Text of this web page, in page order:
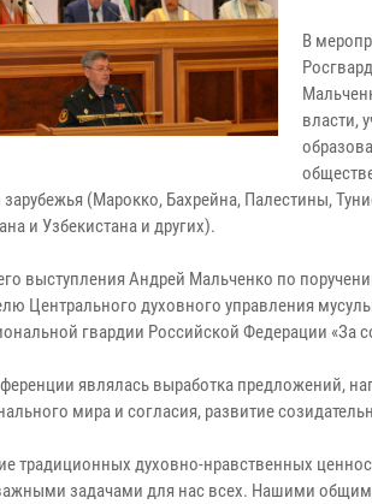
В
власти,
зарубежья (Марокко, Бахрейна, Палестины,
и Узбекистана и других).
выступления Андрей Мальченко по
Центрального духовного управления
гвардии Российской Федерации «За
являлась выработка предложений,
мира и согласия, развитие
традиционных духовно-нравственных
задачами для нас всех. Нашими